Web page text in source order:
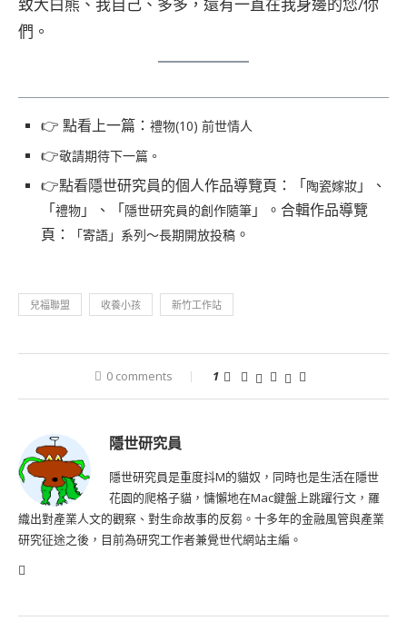
們。
👉 點看上一篇： 禮物(10) 前世情人
👉敬請期待下一篇。
👉點看隱世研究員的個人作品導覽頁：「陶瓷嫁妝 」、
「禮物 」、「隱世研究員的創作隨筆 」。合輯作品導覽
頁：
「寄語」系列～長期開放投稿 。
兒福聯盟 收養小孩 新竹工作站
0 comments 1
隱世研究員
隱世研究員是重度抖M的貓奴，同時也是生活在隱世
花園的爬格子貓，慵懶地在Mac鍵盤上跳躍行文，羅
織出對產業人文的觀察、對生命故事的反芻。十多年的金融風管與產業
研究征途之後，目前為研究工作者兼覺世代網站主編。